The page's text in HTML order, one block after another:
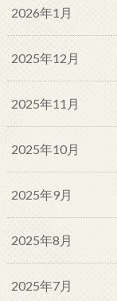
2026年1月
2025年12月
2025年11月
2025年10月
2025年9月
2025年8月
2025年7月